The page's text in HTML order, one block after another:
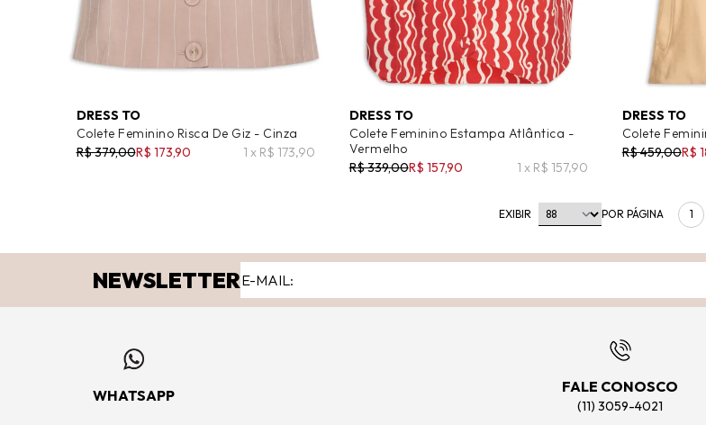
DRESS TO
Colete Feminino Risca De Giz - Cinza
R$ 379,00R$ 173,90 1 x R$ 173,90
DRESS TO
Colete Feminino Estampa Atlântica -
Vermelho
R$ 339,00R$ 157,90 1 x R$ 157,90
DRESS TO
Colete
R$ 459,00R$
EXIBIR POR PÁGINA 1
NEWSLETTER
WHATSAPP
FALE CONOSCO
(11) 3059-4021